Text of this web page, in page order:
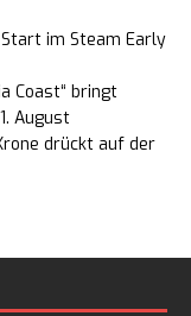
im Steam Early
Coast“ bringt
August
drückt auf der